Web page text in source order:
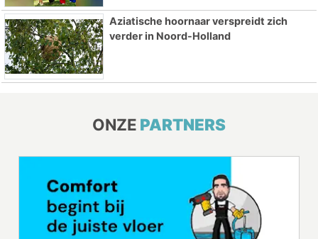
Aziatische hoornaar verspreidt zich
verder in Noord-Holland
ONZE PARTNERS